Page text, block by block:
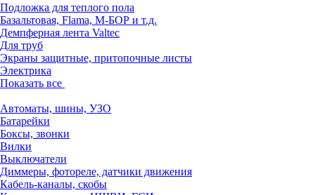
Подложка для теплого пола
Базальтовая, Flama, М-БОР и т.д.
Демпферная лента Valtec
Для труб
Экраны защитные, притопочные листы
Электрика
Показать все
Автоматы, шины, УЗО
Батарейки
Боксы, звонки
Вилки
Выключатели
Диммеры, фотореле, датчики движения
Кабель-каналы, скобы